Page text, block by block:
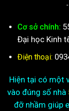
Cơ sở chính:
Đại học Kinh
Điện thoại:
Hiện tại có một
vào đúng số nhà
đỡ nhầm giúp